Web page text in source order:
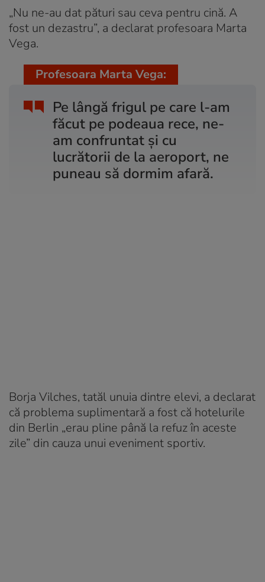
„Nu ne-au dat pături sau ceva pentru cină. A
fost un dezastru”, a declarat profesoara Marta
Vega.
Pe lângă frigul pe care l-am
făcut pe podeaua rece, ne-
am confruntat și cu
lucrătorii de la aeroport, ne
puneau să dormim afară.
Profesoara Marta Vega:
Borja Vilches, tatăl unuia dintre elevi, a declarat
că problema suplimentară a fost că hotelurile
din Berlin „erau pline până la refuz în aceste
zile” din cauza unui eveniment sportiv.